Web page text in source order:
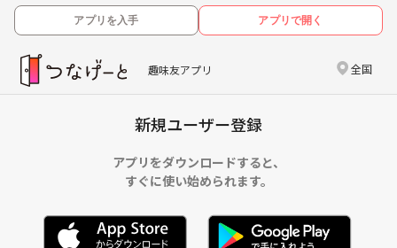
アプリを入手 アプリで開く
趣味友アプリ 全国
新規ユーザー登録
アプリをダウンロードすると、
すぐに使い始められます。